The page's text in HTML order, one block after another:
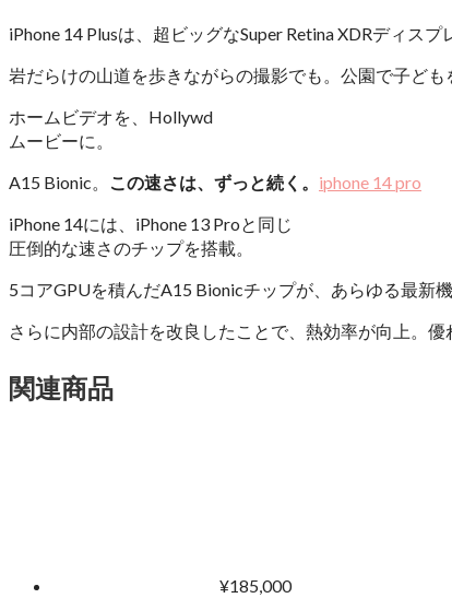
iPhone 14 Plusは、超ビッグなSuper Retina XDRディスプ
岩だらけの山道を歩きながらの撮影でも。公園で子ど
ホームビデオを、Hollywd
ムービーに。
A15 Bionic。
この速さは、ずっと続く。 iphone 14 pro
iPhone 14には、iPhone 13 Proと同じ
圧倒的な速さのチップを搭載。
5コアGPUを積んだA15 Bionicチップが、あらゆる最新
さらに内部の設計を改良したことで、熱効率が向上。
関連商品
¥185,000